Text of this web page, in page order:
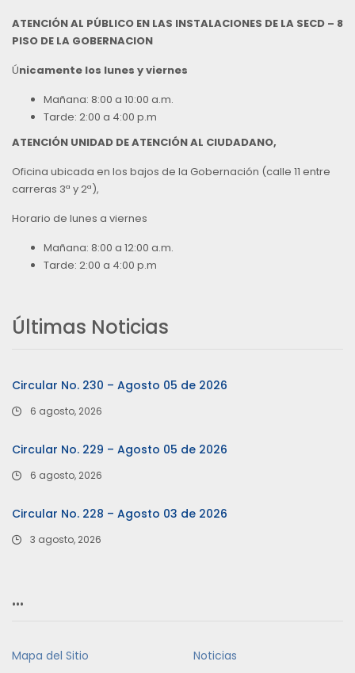
ATENCIÓN AL PÚBLICO EN LAS INSTALACIONES DE LA SECD – 8
PISO DE LA GOBERNACION
Únicamente los lunes y viernes
Mañana: 8:00 a 10:00 a.m.
Tarde: 2:00 a 4:00 p.m
ATENCIÓN UNIDAD DE ATENCIÓN AL CIUDADANO,
Oficina ubicada en los bajos de la Gobernación (calle 11 entre
carreras 3ª y 2ª),
Horario de lunes a viernes
Mañana: 8:00 a 12:00 a.m.
Tarde: 2:00 a 4:00 p.m
Últimas Noticias
Circular No. 230 – Agosto 05 de 2026
6 agosto, 2026
Circular No. 229 – Agosto 05 de 2026
6 agosto, 2026
Circular No. 228 – Agosto 03 de 2026
3 agosto, 2026
…
Mapa del Sitio Noticias